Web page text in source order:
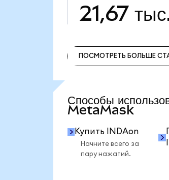
21,67
ПОСМОТРЕТЬ БОЛЬШЕ
Способы
MetaMask
Купить INDAon
Начните всего за
пару нажатий.